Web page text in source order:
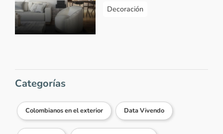
Decoración
Categorías
Colombianos en el exterior Data Vivendo